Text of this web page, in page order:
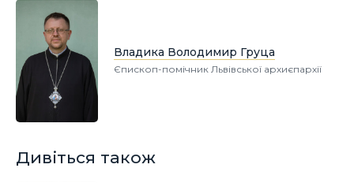
Владика Володимир Груца
Єпископ-помічник Львівської архиєпархії
Дивіться також